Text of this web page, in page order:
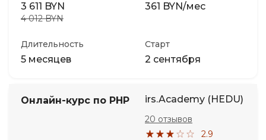
3 611 BYN
4 012 BYN
361 BYN/мес
Длительность
5 месяцев
Старт
2 сентября
Онлайн-курс по PHP irs.Academy (HEDU)
2.9
20 отзывов